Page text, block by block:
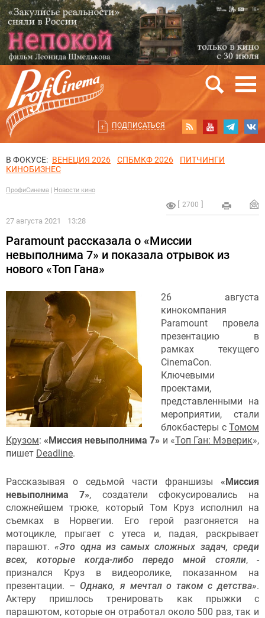
ПОДПИСАТЬСЯ
В ФОКУСЕ: ВЕНЕЦИЯ 2026 СПБМКФ 2026
ПИТЧИНГИ
КИНОБИЗНЕС
ПрофиСинема Новости кино
2700
27 августа 2021 13:28
Paramount рассказала о «Миссии
невыполнима 7» и показала отрывок из
нового «Топ Гана»
26 августа
кинокомпания
Paramount провела
презентацию в
рамках текущего
CinemaCon.
Ключевыми
проектами,
представленными на
мероприятии, стали
блокбастеры с Томом
Крузом:«Миссия невыполнима 7» и «Топ Ган: Мэверик»,
пишет Deadline.
Рассказывая о седьмой части франшизы «Миссия
невыполнима 7», создатели сфокусировались на
сложнейшем трюке, который Том Круз исполнил на
съемках в Норвегии. Его герой разгоняется на
мотоцикле, прыгает с утеса и, падая, раскрывает
парашют.«Это одна из самых сложных задач, среди
всех, которые когда-либо передо мной стояли, -
признался Круз в видеоролике, показанном на
презентации. – Однако, я мечтал о таком с детства».
Актеру пришлось тренировать как прыжки с
парашютом, которые он отработал около 500 раз, так и